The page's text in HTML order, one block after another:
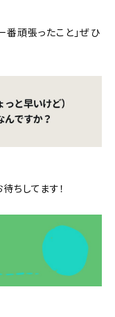
番頑張ったこと」ぜひ
ちしてます！